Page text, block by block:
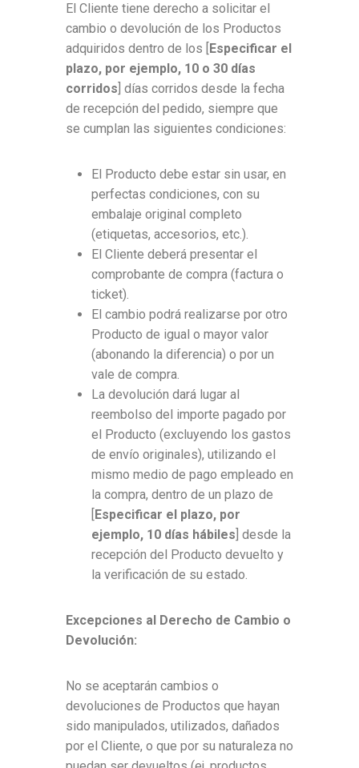
El Cliente tiene derecho a solicitar el
cambio o devolución de los Productos
adquiridos dentro de los [ Especificar el
plazo, por ejemplo, 10 o 30 días
corridos ] días corridos desde la fecha
de recepción del pedido, siempre que
se cumplan las siguientes condiciones:
El Producto debe estar sin usar, en
perfectas condiciones, con su
embalaje original completo
(etiquetas, accesorios, etc.).
El Cliente deberá presentar el
comprobante de compra (factura o
ticket).
El cambio podrá realizarse por otro
Producto de igual o mayor valor
(abonando la diferencia) o por un
vale de compra.
La devolución dará lugar al
reembolso del importe pagado por
el Producto (excluyendo los gastos
de envío originales), utilizando el
mismo medio de pago empleado en
la compra, dentro de un plazo de
Especificar el plazo, por
ejemplo, 10 días hábiles ] desde la
recepción del Producto devuelto y
la verificación de su estado.
Excepciones al Derecho de Cambio o
Devolución:
No se aceptarán cambios o
devoluciones de Productos que hayan
sido manipulados, utilizados, dañados
por el Cliente, o que por su naturaleza no